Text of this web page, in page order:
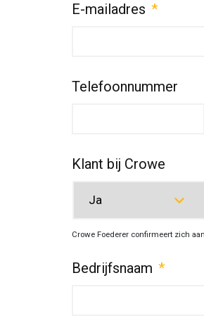
E-mailadres *
Telefoonnummer
Klant bij Crowe
Crowe Foederer confirmeert zich
Bedrijfsnaam *